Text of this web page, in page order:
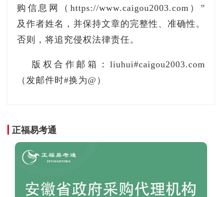
购信息网（https://www.caigou2003.com）”
及作者姓名，并保持文章的完整性、准确性。
否则，将追究侵权法律责任。
版权合作邮箱：liuhui#caigou2003.com
（发邮件时#换为@）
正福易考通